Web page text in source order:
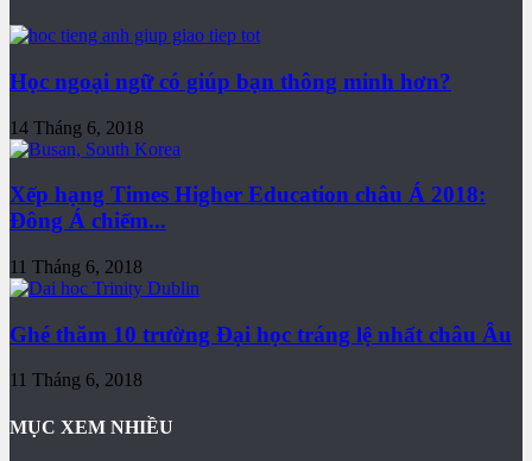
Học ngoại ngữ có giúp bạn thông minh hơn?
14 Tháng 6, 2018
Xếp hạng Times Higher Education châu Á 2018:
Đông Á chiếm...
11 Tháng 6, 2018
Ghé thăm 10 trường Đại học tráng lệ nhất châu Âu
11 Tháng 6, 2018
MỤC XEM NHIỀU